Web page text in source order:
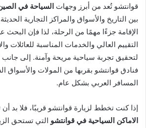
قوانتشو تُعد من أبرز وجهات السياحة في
بين التاريخ والأسواق والمراكز التجارية
الإقامة جزءًا مهمًا من الرحلة، لذا فإن البحث
التقييم العالي والخدمات المناسبة للعائلات
لتحقيق تجربة سياحية مريحة وآمنة. إلى جانب
فنادق قوانتشو بقربها من المولات والأسواق
المسافر العربي بشكل عام.
إذا كنت تخطط لزيارة قوانتشو قريبًا، فلا بد
الاماكن السياحية في قوانتشو التي تستحق